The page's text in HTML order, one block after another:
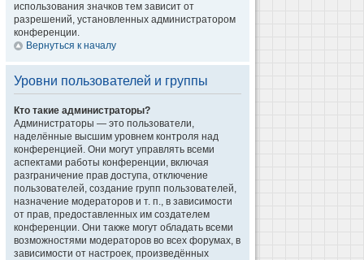
использования значков тем зависит от
разрешений, установленных администратором
конференции.
Вернуться к началу
Уровни пользователей и группы
Кто такие администраторы?
Администраторы — это пользователи,
наделённые высшим уровнем контроля над
конференцией. Они могут управлять всеми
аспектами работы конференции, включая
разграничение прав доступа, отключение
пользователей, создание групп пользователей,
назначение модераторов и т. п., в зависимости
от прав, предоставленных им создателем
конференции. Они также могут обладать всеми
возможностями модераторов во всех форумах, в
зависимости от настроек, произведённых